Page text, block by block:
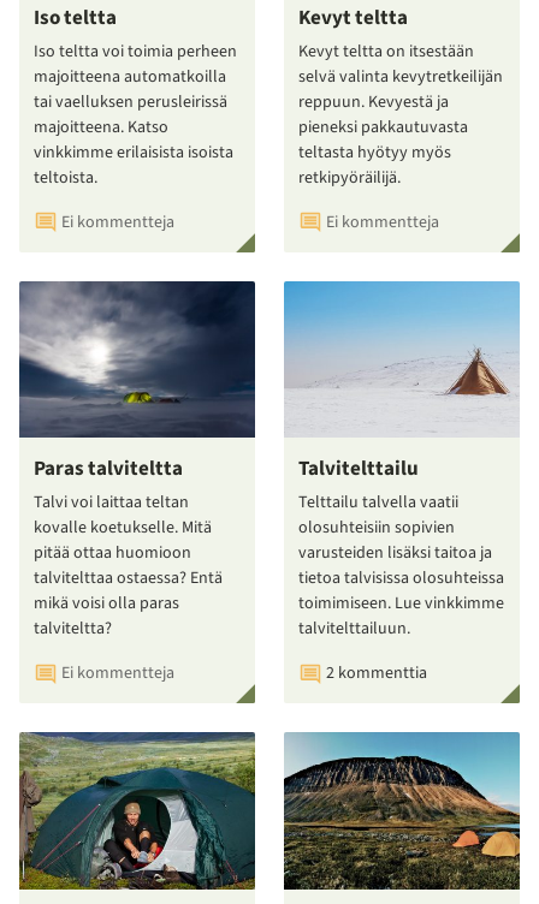
Iso teltta
Iso teltta voi toimia perheen
majoitteena automatkoilla
tai vaelluksen perusleirissä
majoitteena. Katso
vinkkimme erilaisista isoista
teltoista.
Ei kommentteja
Kevyt teltta
Kevyt teltta on itsestään
selvä valinta kevytretkeilijän
reppuun. Kevyestä ja
pieneksi pakkautuvasta
teltasta hyötyy myös
retkipyöräilijä.
Ei kommentteja
Paras talviteltta
Talvi voi laittaa teltan
kovalle koetukselle. Mitä
pitää ottaa huomioon
talvitelttaa ostaessa? Entä
mikä voisi olla paras
talviteltta?
Ei kommentteja
Talvitelttailu
Telttailu talvella vaatii
olosuhteisiin sopivien
varusteiden lisäksi taitoa ja
tietoa talvisissa olosuhteissa
toimimiseen. Lue vinkkimme
talvitelttailuun.
2 kommenttia